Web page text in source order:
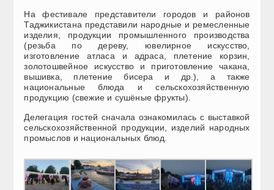
На фестивале представители городов и районов
Таджикистана представили народные и ремесленные
изделия, продукции промышленного производства
(резьба по дереву, ювелирное искусство,
изготовление атласа и адраса, плетение корзин,
золотошвейное искусство и приготовление чакана,
вышивка, плетение бисера и др.), а также
национальные блюда и сельскохозяйственную
продукцию (свежие и сушёные фрукты).
Делегация гостей сначала ознакомилась с выставкой
сельскохозяйственной продукции, изделий народных
промыслов и национальных блюд.